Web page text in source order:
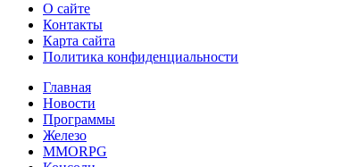
О сайте
Контакты
Карта сайта
Политика конфиденциальности
Главная
Новости
Программы
Железо
MMORPG